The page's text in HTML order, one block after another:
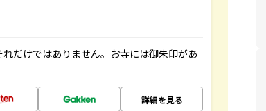
だけではありません。お寺には御朱印があ
詳細を見る